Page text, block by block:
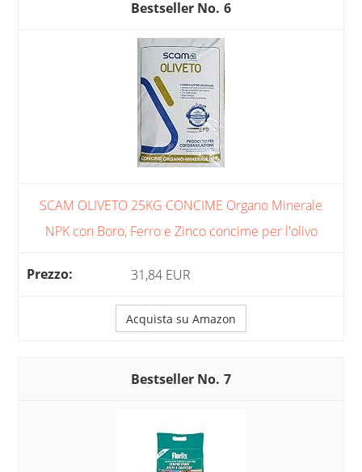
6
SCAM OLIVETO 25KG CONCIME Organo Minerale
NPK con Boro, Ferro e Zinco concime per l'olivo
31,84 EUR
Acquista su Amazon
7